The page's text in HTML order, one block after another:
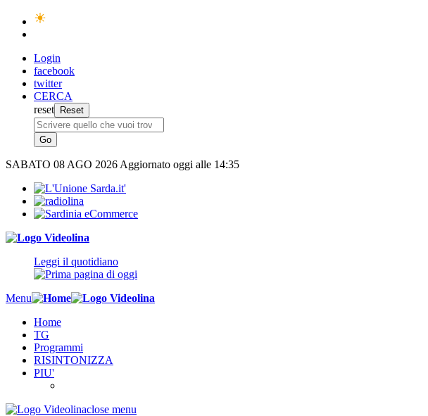
Login
facebook
twitter
CERCA
reset
SABATO 08 AGO 2026 Aggiornato oggi alle 14:35
Leggi il quotidiano
Menu
Home
TG
Programmi
RISINTONIZZA
PIU'
close menu